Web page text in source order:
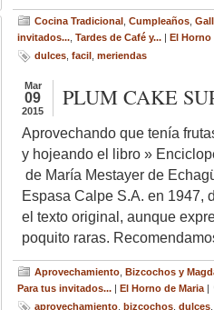
Cocina Tradicional Cumpleaños
invitados... Tardes de Café y... | El Horno
dulces facil meriendas
Mar
09
2015
PLUM CAKE
Aprovechando que tenía
y hojeando el libro »
de María Mestayer de
Espasa Calpe S.A. en 1947,
el texto original, aunque
poquito raras.
Aprovechamiento Bizcochos y
Para tus invitados... | El Horno de Maria |
aprovechamiento bizcochos dulces